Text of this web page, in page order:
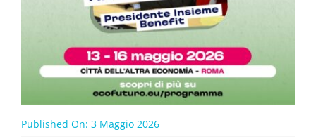
Published On: 3 Maggio 2026